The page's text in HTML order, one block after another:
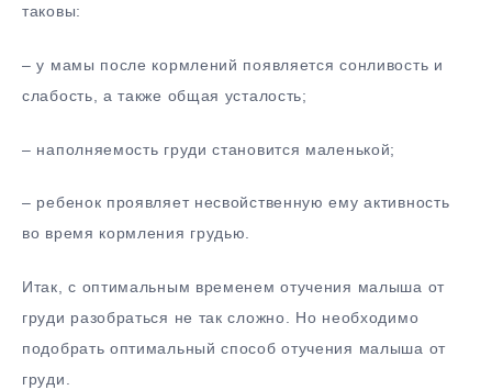
таковы:
– у мамы после кормлений появляется сонливость и
слабость, а также общая усталость;
– наполняемость груди становится маленькой;
– ребенок проявляет несвойственную ему активность
во время кормления грудью.
Итак, с оптимальным временем отучения малыша от
груди разобраться не так сложно. Но необходимо
подобрать оптимальный способ отучения малыша от
груди.